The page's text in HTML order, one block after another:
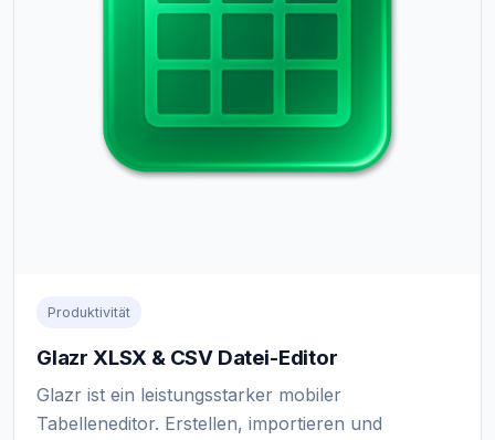
Produktivität
Glazr XLSX & CSV Datei-Editor
Glazr ist ein leistungsstarker mobiler
Tabelleneditor. Erstellen, importieren und